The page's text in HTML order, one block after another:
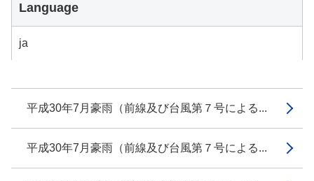
平成30年7月豪雨（前線及び台風第７号による...
平成30年7月豪雨（前線及び台風第７号による...
Language
ja